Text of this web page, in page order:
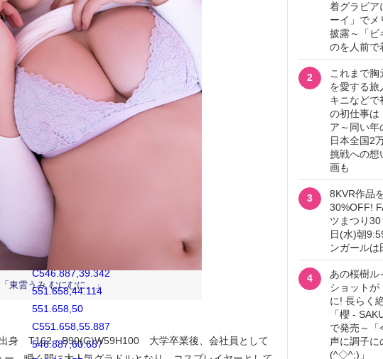
554.814,37.852
556.869,37.852
C558.924,37.852
560.59,36.186
560.59,34.131
C560.59,32.076
558.924,30.41
556.869,30.41
M541,60.657
C535.114,60.657
530.342,55.887
530.342,50
C530.342,44.114
535.114,39.342
541,39.342
C546.887,39.342
551.658,44.114
551.658,50
C551.658,55.887
546.887,60.657
東雲うみ むにむに。」
身 T162・B90(G)W59H100 大学卒業後、会社員として
着グラビア
ーイ」でメ
披露～「ビ
のを人前で
2
これまで胸
を愛する旅
キニなどで
の初仕事は
ア～同い年
日本全国2
挑戦への想
画も
3
8KVR作品
30%OFF!
ツまつり
日(水)朝
ンガールは
4
あの桜樹
ショットが
に! 長らく
「櫻 -
で発売～「
声に調子に
(^◇^;)」